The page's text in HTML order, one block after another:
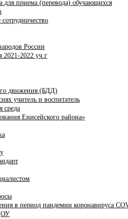
для приема (перевода) обучающихся
России
2021-2022 уч.г
движения (БДД)
учитель и воспитатель
среда
Енисейского района»
в период пандемии коронавируса